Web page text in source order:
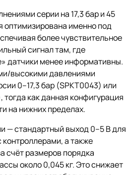
серии на 17,3 бар и 45
оптимизирована именно под
более чувствительное
сигнал там, где
датчики менее информативны.
высокими давлениями
0–17,3 бар (SPKT0043) или
как данная конфигурация
на нижних пределах.
— стандартный выход 0–5 В для
контроллерами, а также
счёт размеров порядка
около 0,045 кг. Это снижает